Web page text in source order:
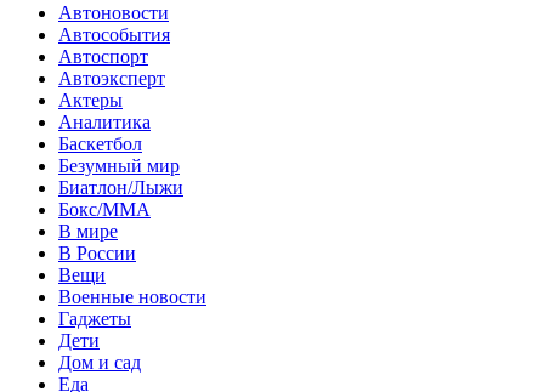
Автоновости
Автособытия
Автоспорт
Автоэксперт
Актеры
Аналитика
Баскетбол
Безумный мир
Биатлон/Лыжи
Бокс/MMA
В мире
В России
Вещи
Военные новости
Гаджеты
Дети
Дом и сад
Еда